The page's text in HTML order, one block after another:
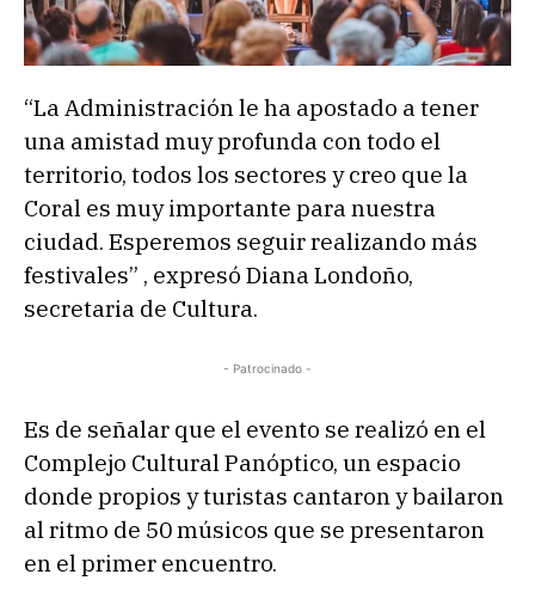
“La Administración le ha apostado a tener
una amistad muy profunda con todo el
territorio, todos los sectores y creo que la
Coral es muy importante para nuestra
ciudad. Esperemos seguir realizando más
festivales” , expresó Diana Londoño,
secretaria de Cultura.
- Patrocinado -
Es de señalar que el evento se realizó en el
Complejo Cultural Panóptico, un espacio
donde propios y turistas cantaron y bailaron
al ritmo de 50 músicos que se presentaron
en el primer encuentro.